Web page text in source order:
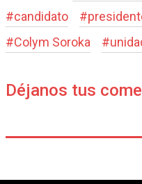
#candidato #
#Colym Soroka #
Déjanos tus